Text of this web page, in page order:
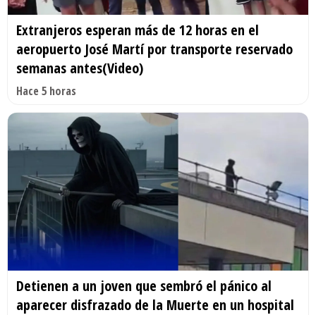
Extranjeros esperan más de 12 horas en el
aeropuerto José Martí por transporte reservado
semanas antes(Video)
Hace 5 horas
Detienen a un joven que sembró el pánico al
aparecer disfrazado de la Muerte en un hospital